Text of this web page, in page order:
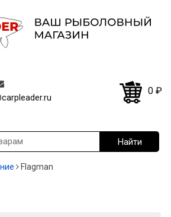
0 ₽
Flagman